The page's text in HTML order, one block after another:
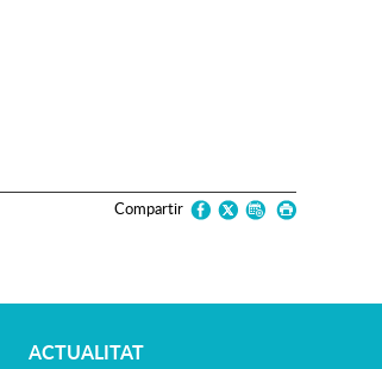
Compartir
ACTUALITAT